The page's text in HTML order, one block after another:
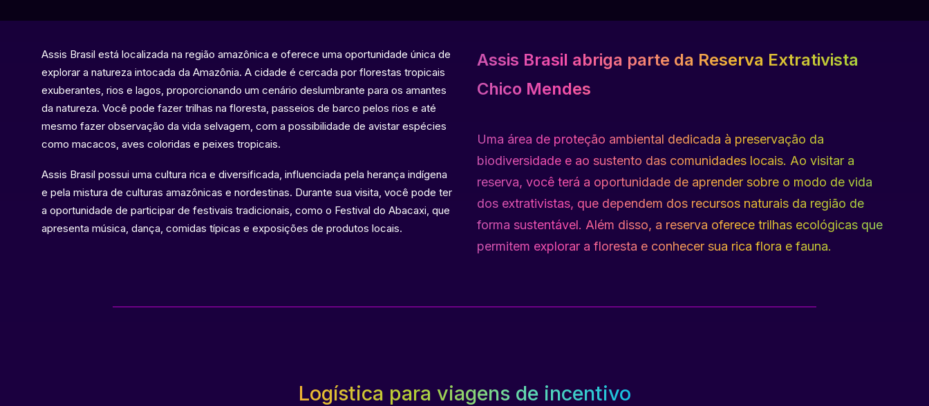
Assis Brasil está localizada na região amazônica e oferece uma oportunidade única de
explorar a natureza intocada da Amazônia. A cidade é cercada por florestas tropicais
exuberantes, rios e lagos, proporcionando um cenário deslumbrante para os amantes
da natureza. Você pode fazer trilhas na floresta, passeios de barco pelos rios e até
mesmo fazer observação da vida selvagem, com a possibilidade de avistar espécies
como macacos, aves coloridas e peixes tropicais.
Assis Brasil possui uma cultura rica e diversificada, influenciada pela herança indígena
e pela mistura de culturas amazônicas e nordestinas. Durante sua visita, você pode ter
a oportunidade de participar de festivais tradicionais, como o Festival do Abacaxi, que
apresenta música, dança, comidas típicas e exposições de produtos locais.
Assis Brasil abriga parte da Reserva Extrativista
Chico Mendes
Uma área de proteção ambiental dedicada à preservação da
biodiversidade e ao sustento das comunidades locais. Ao visitar a
reserva, você terá a oportunidade de aprender sobre o modo de vida
dos extrativistas, que dependem dos recursos naturais da região de
forma sustentável. Além disso, a reserva oferece trilhas ecológicas que
permitem explorar a floresta e conhecer sua rica flora e fauna.
Logística para viagens de incentivo